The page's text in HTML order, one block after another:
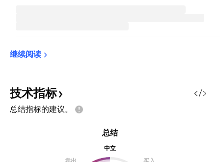
继续阅读
技术指标
总结指标的建议。
总结
中立